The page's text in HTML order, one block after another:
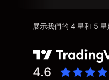
展示我們的 4 星和 5
4.6